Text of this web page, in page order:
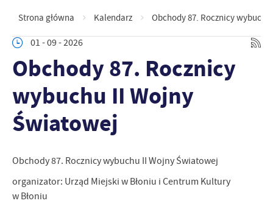
Strona główna Kalendarz Obchody 87. Rocznicy
01 - 09 - 2026
Obchody 87. Rocznicy
wybuchu II Wojny
Światowej
Obchody 87. Rocznicy wybuchu II Wojny Światowej
organizator: Urząd Miejski w Błoniu i Centrum Kultury
w Błoniu